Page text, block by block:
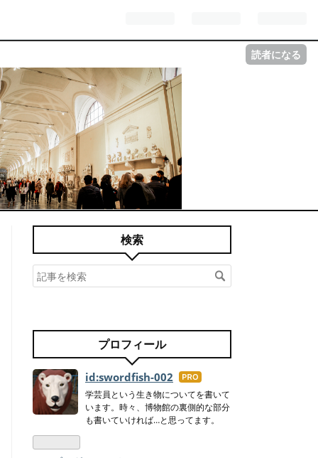
読者になる
検索
プロフィール
id:swordfish-002 はて
なブ
ログ
Pro
学芸員という生き物についてを書いて
います。時々、博物館の裏側的な部分
も書いていければ…と思ってます。